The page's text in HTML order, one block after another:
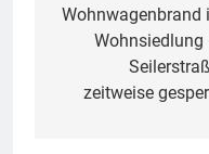
Wohnwagenbrand
Wohnsiedlung
zeitweise